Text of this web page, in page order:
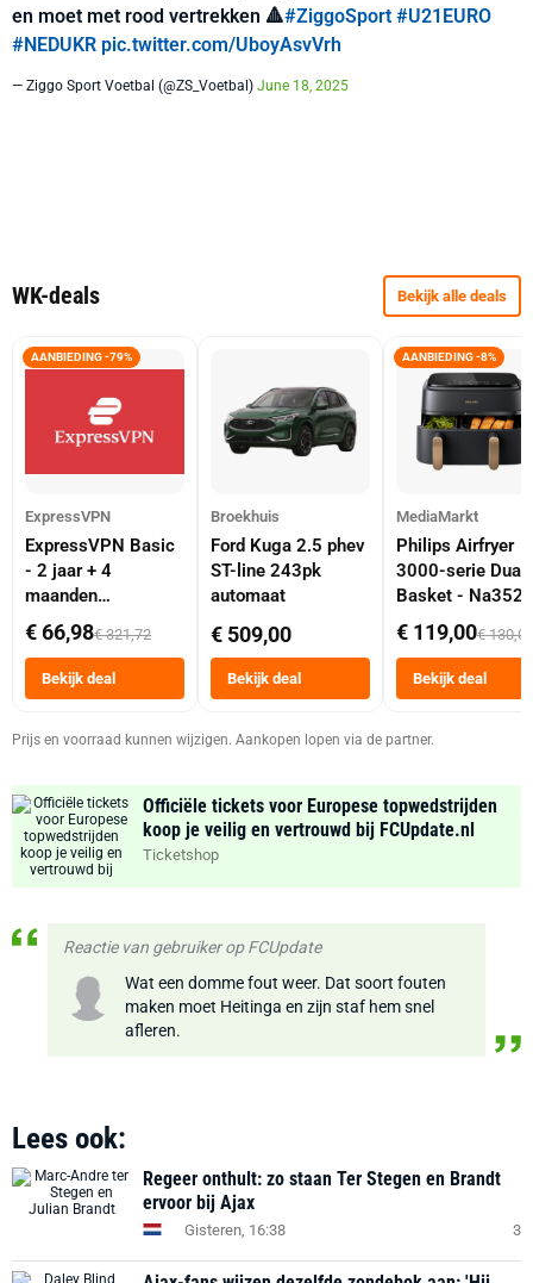
en moet met rood vertrekken 🔺#ZiggoSport #U21EURO
#NEDUKR pic.twitter.com/UboyAsvVrh
— Ziggo Sport Voetbal (@ZS_Voetbal) June 18, 2025
WK-deals Bekijk alle deals
AANBIEDING -79%
ExpressVPN
ExpressVPN Basic
- 2 jaar + 4
maanden
abonnement
€ 66,98€ 321,72
Bekijk deal
Broekhuis
Ford Kuga 2.5 phev
ST-line 243pk
automaat
€ 509,00
Bekijk deal
AANBIEDING -8%
MediaMarkt
Philips Airfryer
3000-serie Dual
Basket -
Dubbele Mand 9
Tot 6 Personen
Heteluchtfriteuse
Zwart
€ 119,00€ 130,00
Bekijk deal
Prijs en voorraad kunnen wijzigen. Aankopen lopen via de partner.
Officiële tickets voor Europese topwedstrijden
koop je veilig en vertrouwd bij FCUpdate.nl
Ticketshop
Reactie van gebruiker op FCUpdate
Wat een domme fout weer. Dat soort fouten
maken moet Heitinga en zijn staf hem snel
afleren.
Lees ook:
Regeer onthult: zo staan Ter Stegen en Brandt
ervoor bij Ajax
Gisteren, 16:38 3